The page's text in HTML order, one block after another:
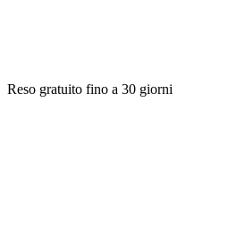
Reso gratuito fino a 30 giorni